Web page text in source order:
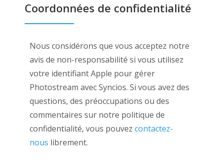
Coordonnées de confidentialité
Nous considérons que vous acceptez notre
avis de non-responsabilité si vous utilisez
votre identifiant Apple pour gérer
Photostream avec Syncios. Si vous avez des
questions, des préoccupations ou des
commentaires sur notre politique de
confidentialité, vous pouvez contactez-
nous librement.